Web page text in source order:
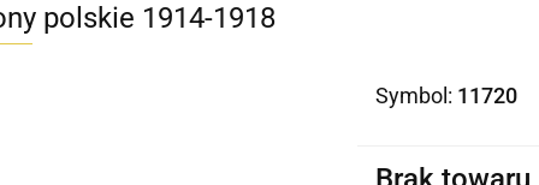
polskie 1914-1918
Symbol: 11720